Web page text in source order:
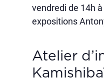
vendredi de 14h
expositions
Atelier